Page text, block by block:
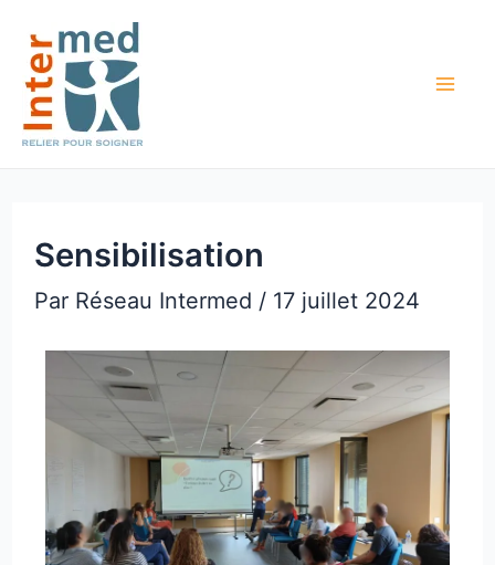
contenu
Sensibilisation
Par Réseau Intermed / 17 juillet 2024
des
articles